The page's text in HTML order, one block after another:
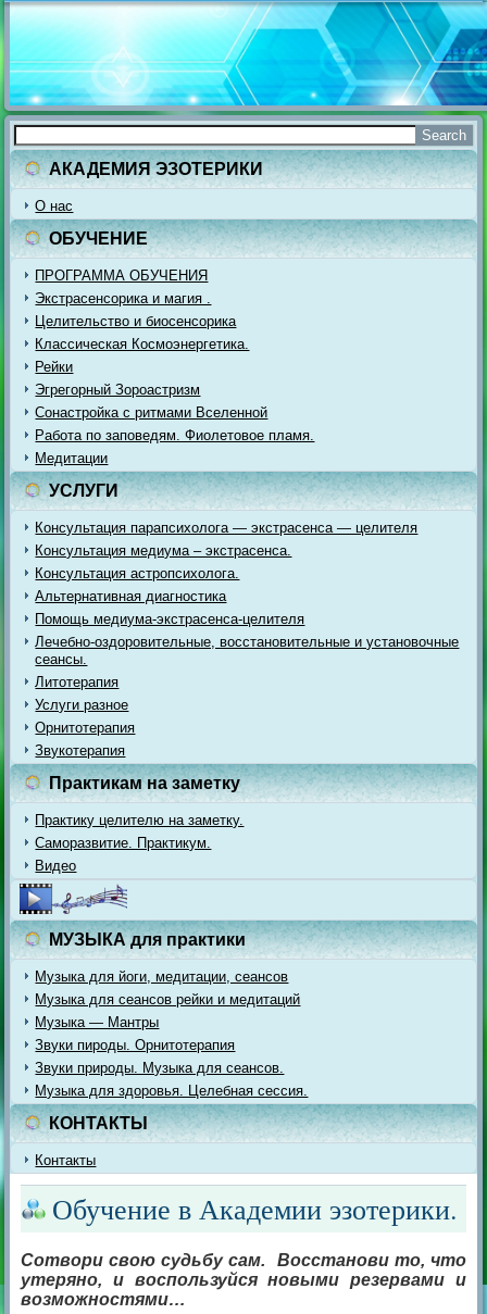
АКАДЕМИЯ ЭЗОТЕРИКИ
О нас
ОБУЧЕНИЕ
ПРОГРАММА ОБУЧЕНИЯ
Экстрасенсорика и магия .
Целительство и биосенсорика
Классическая Космоэнергетика.
Рейки
Эгрегорный Зороастризм
Сонастройка с ритмами Вселенной
Работа по заповедям. Фиолетовое пламя.
Медитации
УСЛУГИ
Консультация парапсихолога — экстрасенса — целителя
Консультация медиума – экстрасенса.
Консультация астропсихолога.
Альтернативная диагностика
Помощь медиума-экстрасенса-целителя
Лечебно-оздоровительные, восстановительные и установочные
сеансы.
Литотерапия
Услуги разное
Орнитотерапия
Звукотерапия
Практикам на заметку
Практику целителю на заметку.
Саморазвитие. Практикум.
Видео
МУЗЫКА для практики
Музыка для йоги, медитации, сеансов
Музыка для сеансов рейки и медитаций
Музыка — Мантры
Звуки пироды. Орнитотерапия
Звуки природы. Музыка для сеансов.
Музыка для здоровья. Целебная сессия.
КОНТАКТЫ
Контакты
Обучение в Академии эзотерики.
Сотвори свою судьбу сам.
Восстанови то, что
утеряно, и воспользуйся новыми резервами и
возможностями…